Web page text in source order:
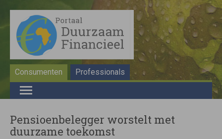
Consumenten Professionals
Pensioenbelegger worstelt met
duurzame toekomst